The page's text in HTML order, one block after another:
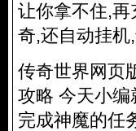
让你拿不住,
奇,还自动挂
传奇世界网页
攻略 今天小
完成神魔的任